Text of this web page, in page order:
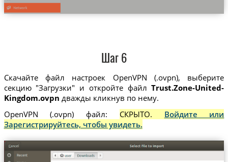
Шаг 6
Скачайте файл настроек OpenVPN (.ovpn), выберите
секцию "Загрузки" и откройте файлTrust.Zone-United-
Kingdom.ovpn дважды кликнув по нему.
OpenVPN (.ovpn) файл:
СКРЫТО. Войдите или
Зарегистрируйтесь, чтобы увидеть.